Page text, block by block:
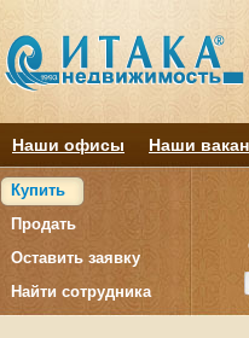
Наши офисы Наши
Купить
Продать
Оставить заявку
Найти сотрудника